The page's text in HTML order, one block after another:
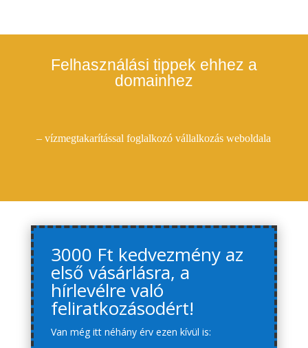
Felhasználási tippek ehhez a
domainhez
– vízmegtakarítással foglalkozó vállalkozás weboldala
3000 Ft kedvezmény az
első vásárlásra, a
hírlevélre való
feliratkozásodért!
Van még itt néhány érv ezen kívül is: